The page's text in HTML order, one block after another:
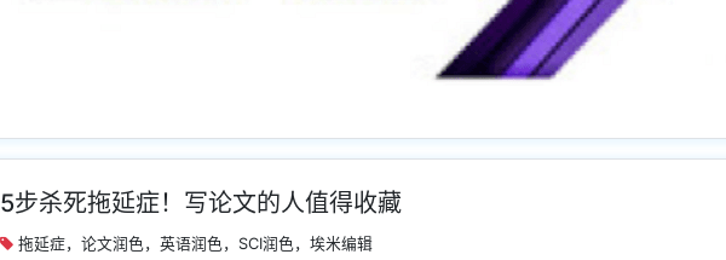
5步杀死拖延症！写论文的人值得收藏
拖延症，论文润色，英语润色，SCI润色，埃米编辑